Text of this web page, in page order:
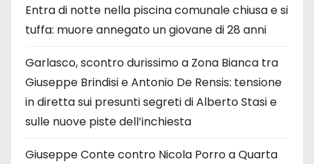
Entra di notte nella piscina comunale chiusa e si
tuffa: muore annegato un giovane di 28 anni
Garlasco, scontro durissimo a Zona Bianca tra
Giuseppe Brindisi e Antonio De Rensis: tensione
in diretta sui presunti segreti di Alberto Stasi e
sulle nuove piste dell’inchiesta
Giuseppe Conte contro Nicola Porro a Quarta